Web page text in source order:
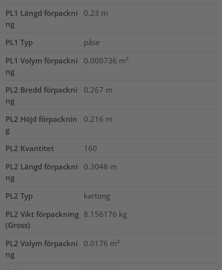
PL1 Längd förpackni
ng
0.23 m
PL1 Typ
påse
PL1 Volym förpackni
ng
0.000736 m³
PL2 Bredd förpackni
ng
0.267 m
PL2 Höjd förpacknin
g
0.216 m
PL2 Kvantitet
160
PL2 Längd förpackni
ng
0.3048 m
PL2 Typ
kartong
PL2 Vikt förpackning
(Gross)
8.156176 kg
PL2 Volym förpackni
ng
0.0176 m³